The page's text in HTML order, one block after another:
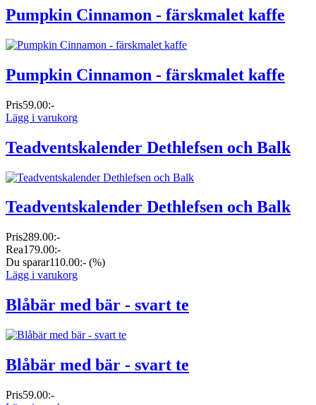
Pumpkin Cinnamon - färskmalet kaffe
Pumpkin Cinnamon - färskmalet kaffe
Pris59.00:-
Lägg i varukorg
Teadventskalender Dethlefsen och Balk
Teadventskalender Dethlefsen och Balk
Pris289.00:-
Rea179.00:-
Du sparar110.00:- (%)
Lägg i varukorg
Blåbär med bär - svart te
Blåbär med bär - svart te
Pris59.00:-